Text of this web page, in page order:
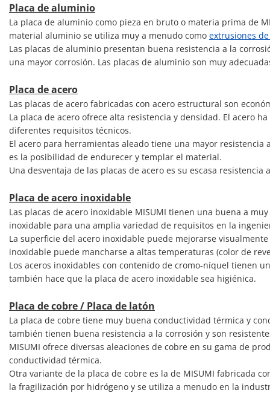
Placa de aluminio
La placa de aluminio como pieza en bruto o materia prima de
material aluminio se utiliza muy a menudo como extrusiones
Las placas de aluminio presentan buena resistencia a la
una mayor corrosión. Las placas de aluminio son muy
Placa de acero
Las placas de acero fabricadas con acero estructural son
La placa de acero ofrece alta resistencia y densidad. El acero
diferentes requisitos técnicos.
El acero para herramientas aleado tiene una mayor
es la posibilidad de endurecer y templar el material.
Una desventaja de las placas de acero es su escasa
Placa de acero inoxidable
Las placas de acero inoxidable MISUMI tienen una buena a
inoxidable para una amplia variedad de requisitos en la
La superficie del acero inoxidable puede mejorarse
inoxidable puede mancharse a altas temperaturas (color de
Los aceros inoxidables con contenido de cromo-níquel tienen
también hace que la placa de acero inoxidable sea higiénica.
Placa de cobre / Placa de latón
La placa de cobre tiene muy buena conductividad térmica y
también tienen buena resistencia a la corrosión y son
MISUMI ofrece diversas aleaciones de cobre en su gama de
conductividad térmica.
Otra variante de la placa de cobre es la de MISUMI fabricada
la fragilización por hidrógeno y se utiliza a menudo en la